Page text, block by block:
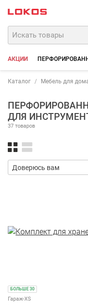
АКЦИИ
Каталог Мебель для
ДЛЯ
37 товаров
БОЛЬШЕ 30
Гараж-XS